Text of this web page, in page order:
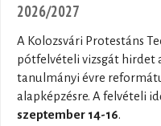
2026/2027
A Kolozsvári Protestáns
pótfelvételi vizsgát hirdet
tanulmányi évre
alapképzésre. A felvételi
szeptember 14-16.